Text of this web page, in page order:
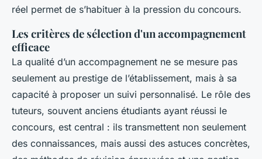
réel permet de s’habituer à la pression du concours.
Les critères de sélection d'un accompagnement
efficace
La qualité d’un accompagnement ne se mesure pas
seulement au prestige de l’établissement, mais à sa
capacité à proposer un suivi personnalisé. Le rôle des
tuteurs, souvent anciens étudiants ayant réussi le
concours, est central : ils transmettent non seulement
des connaissances, mais aussi des astuces concrètes,